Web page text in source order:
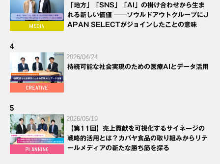
「地方」「SNS」「AI」の掛け合わせから生ま
れる新しい価値 ──ソウルドアウトグループにJ
APAN SELECTがジョインしたことの意味
4
2026/04/24
持続可能な社会実現のための医療AIとデータ活用
5
2026/05/19
【第11回】売上貢献を可視化するサイネージの
戦略的活用とは？カバヤ食品の取り組みからリテ
ールメディアの新たな勝ち筋を探る